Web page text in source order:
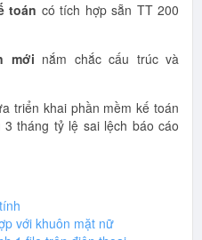
toán có tích hợp sẵn TT 200
mới nắm chắc cấu trúc và
triển khai phần mềm kế toán
tháng tỷ lệ sai lệch báo cáo
với khuôn mặt nữ